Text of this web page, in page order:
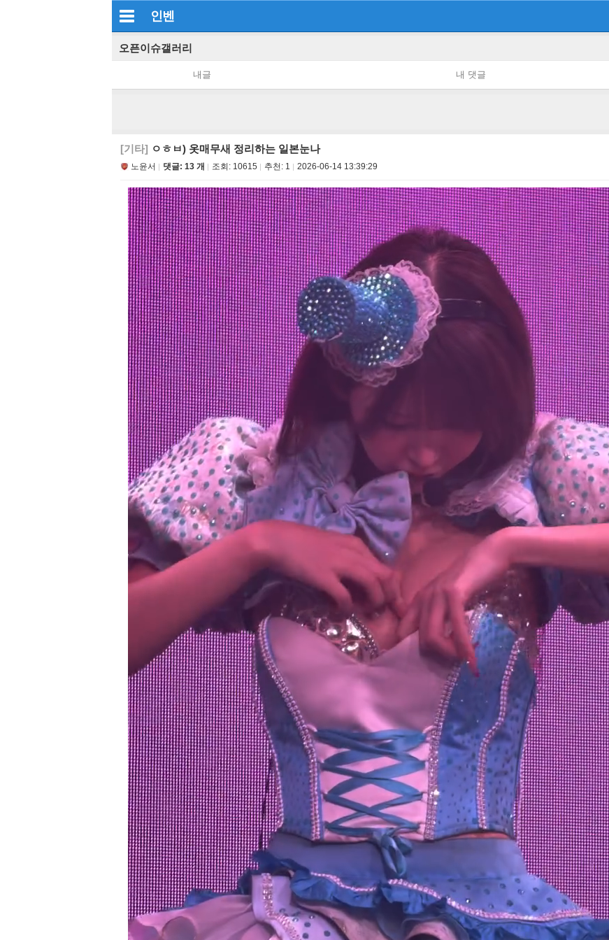
인벤
오픈이슈갤러리
내글 내 댓글
[기타] ㅇㅎㅂ) 옷매무새 정리하는 일본눈나
노윤서 댓글: 13 개 조회: 10615 추천: 1 2026-06-14 13:39:29